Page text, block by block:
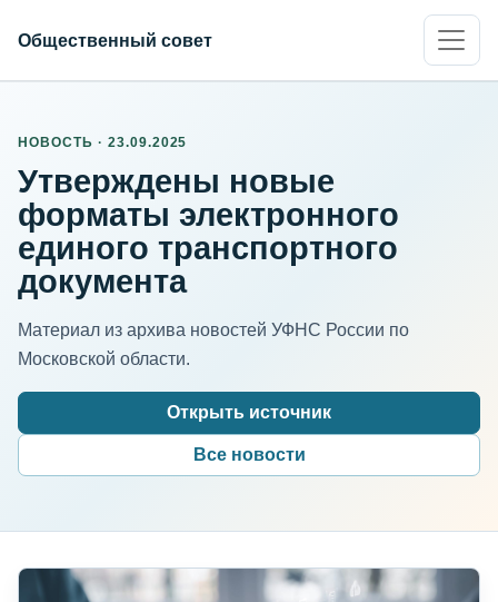
Общественный совет
НОВОСТЬ · 23.09.2025
Утверждены новые
форматы электронного
единого транспортного
документа
Материал из архива новостей УФНС России по
Московской области.
Открыть источник
Все новости